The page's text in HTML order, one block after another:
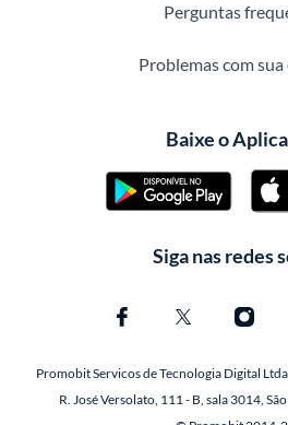
Perguntas
Problemas com sua
Baixe o
Siga nas redes
Promobit Servicos de Tecnologia Digital
R. José Versolato, 111 - B, sala 3014,